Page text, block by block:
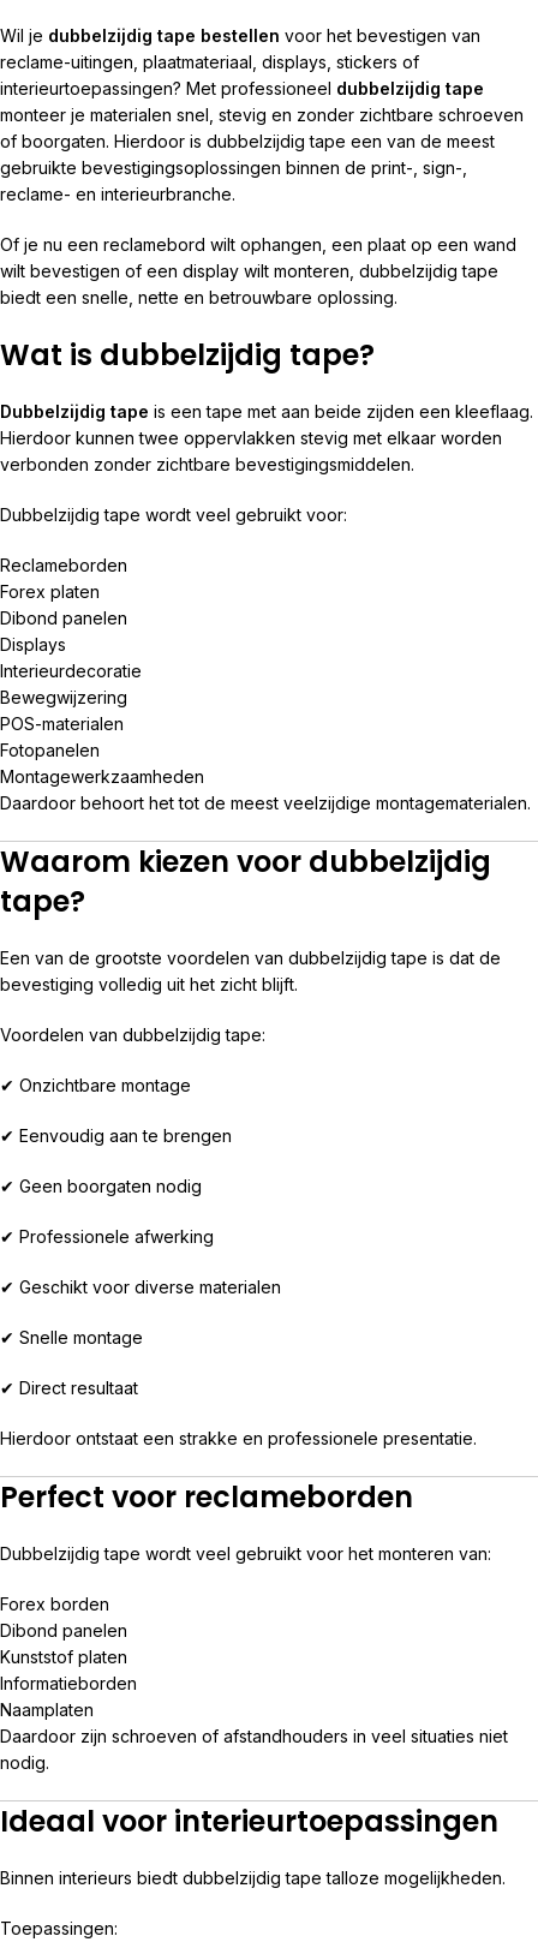
Wil je dubbelzijdig tape bestellen voor het bevestigen van
reclame-uitingen, plaatmateriaal, displays, stickers of
interieurtoepassingen? Met professioneel dubbelzijdig tape
monteer je materialen snel, stevig en zonder zichtbare schroeven
of boorgaten. Hierdoor is dubbelzijdig tape een van de meest
gebruikte bevestigingsoplossingen binnen de print-, sign-,
reclame- en interieurbranche.
Of je nu een reclamebord wilt ophangen, een plaat op een wand
wilt bevestigen of een display wilt monteren, dubbelzijdig tape
biedt een snelle, nette en betrouwbare oplossing.
Wat is dubbelzijdig tape?
Dubbelzijdig tape is een tape met aan beide zijden een kleeflaag.
Hierdoor kunnen twee oppervlakken stevig met elkaar worden
verbonden zonder zichtbare bevestigingsmiddelen.
Dubbelzijdig tape wordt veel gebruikt voor:
Reclameborden
Forex platen
Dibond panelen
Displays
Interieurdecoratie
Bewegwijzering
POS-materialen
Fotopanelen
Montagewerkzaamheden
Daardoor behoort het tot de meest veelzijdige montagematerialen.
Waarom kiezen voor dubbelzijdig
tape?
Een van de grootste voordelen van dubbelzijdig tape is dat de
bevestiging volledig uit het zicht blijft.
Voordelen van dubbelzijdig tape:
✔ Onzichtbare montage
✔ Eenvoudig aan te brengen
✔ Geen boorgaten nodig
✔ Professionele afwerking
✔ Geschikt voor diverse materialen
✔ Snelle montage
✔ Direct resultaat
Hierdoor ontstaat een strakke en professionele presentatie.
Perfect voor reclameborden
Dubbelzijdig tape wordt veel gebruikt voor het monteren van:
Forex borden
Dibond panelen
Kunststof platen
Informatieborden
Naamplaten
Daardoor zijn schroeven of afstandhouders in veel situaties niet
nodig.
Ideaal voor interieurtoepassingen
Binnen interieurs biedt dubbelzijdig tape talloze mogelijkheden.
Toepassingen: